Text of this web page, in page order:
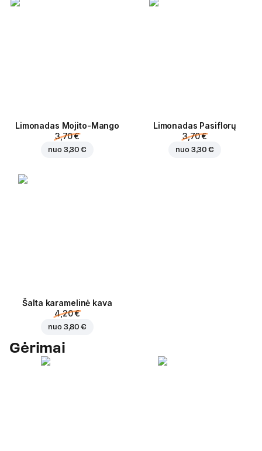
Limonadas Mojito-Mango
3,70 €
nuo 3,30 €
Limonadas Pasiflorų
3,70 €
nuo 3,30 €
Šalta karamelinė kava
4,20 €
nuo 3,80 €
Gėrimai